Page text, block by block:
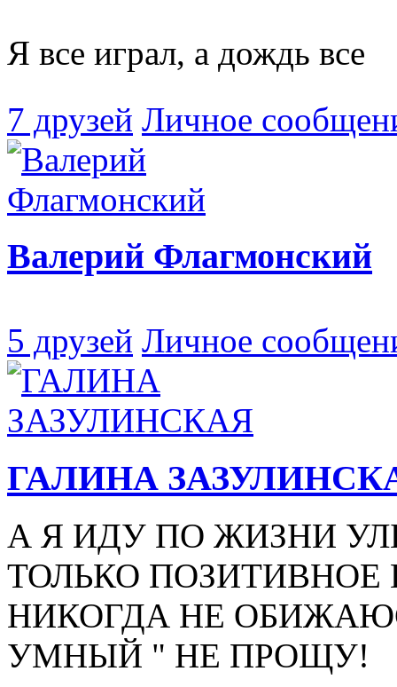
Я все играл, а дождь все
7 друзей Личное
Валерий Флагмонский
5 друзей Личное
ГАЛИНА
А Я ИДУ ПО ЖИЗНИ
ТОЛЬКО ПОЗИТИВНОЕ
НИКОГДА НЕ
УМНЫЙ " НЕ ПРОЩУ!